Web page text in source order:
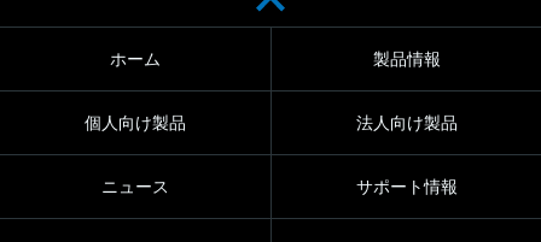
ホーム 製品情報
個人向け製品 法人向け製品
ニュース サポート情報